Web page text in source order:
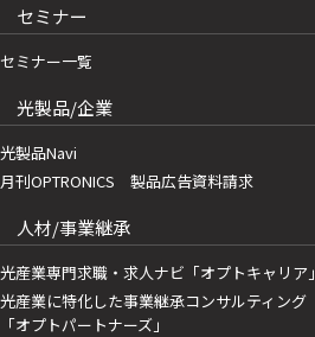
セミナー
セミナー一覧
光製品/企業
光製品Navi
月刊OPTRONICS 製品広告資料請求
人材/事業継承
光産業専門求職・求人ナビ「オプトキャリア」
光産業に特化した事業継承コンサルティング
「オプトパートナーズ」